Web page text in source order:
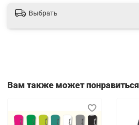
Выбрать
Вам также может понравиться